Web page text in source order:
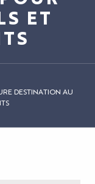
ET
DESTINATION AU